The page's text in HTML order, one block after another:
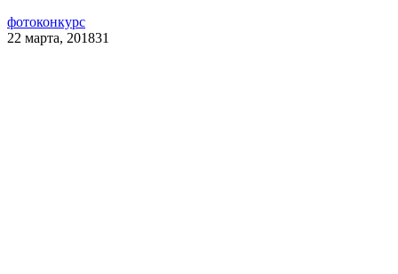
фотоконкурс
22 марта, 201831